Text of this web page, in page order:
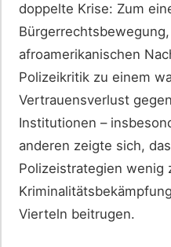
doppelte Krise: Zum
afroamerikanischen
Polizeikritik zu einem
Vertrauensverlust
Institutionen –
anderen zeigte sich,
Polizeistrategien wenig
Vierteln beitrugen.